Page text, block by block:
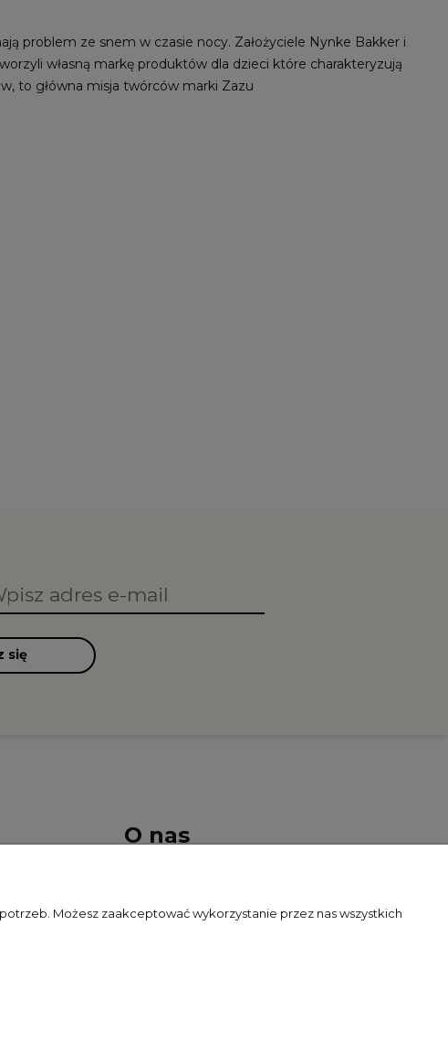
problem ze snem w czasie nocy. Założyciele Nynke Bakker i
własną markę produktów dla dzieci które charakteryzują
to główna misja twórców marki Zazu
się
O nas
O firmie
Możesz zaakceptować wykorzystanie przez nas wszystkich